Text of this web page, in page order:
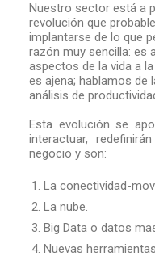
Nuestro sector está a
revolución que
implantarse de lo que
razón muy sencilla: es
aspectos de la vida a
es ajena; hablamos de
análisis de
Esta evolución se
interactuar,
negocio y son:
La conectividad-
La nube.
Big Data o datos
Nuevas